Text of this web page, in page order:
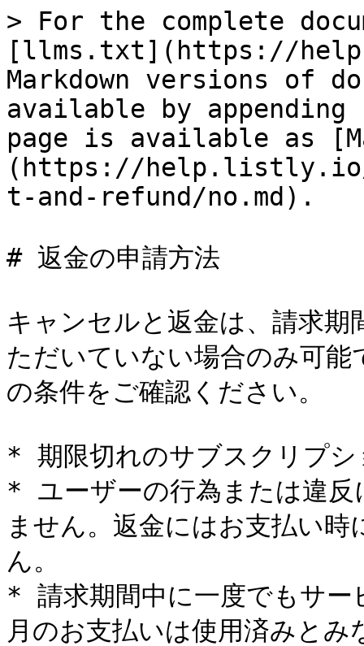
> For the complete
[llms.txt](https://
Markdown versions of
available by
page is available as
(https://help.listly.io/
t-and-refund/no.md).
# 返金の申請方法
キャンセルと返金は、請求
ただいていない場合のみ可
の条件をご確認ください。
* 期限切れのサブスクリプシ
* ユーザーの行為または違反
ません。返金にはお支払い
ん。
* 請求期間中に一度でもサー
月のお支払いは使用済みと